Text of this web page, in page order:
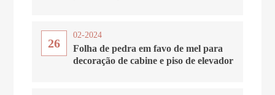
26
02-2024
Folha de pedra em favo de mel para
decoração de cabine e piso de elevador